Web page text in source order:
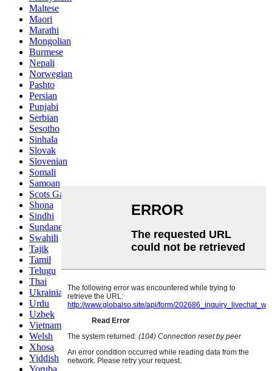
Maltese
Maori
Marathi
Mongolian
Burmese
Nepali
Norwegian
Pashto
Persian
Punjabi
Serbian
Sesotho
Sinhala
Slovak
Slovenian
Somali
Samoan
Scots Gaelic
Shona
Sindhi
Sundanese
Swahili
Tajik
Tamil
Telugu
Thai
Ukrainian
Urdu
Uzbek
Vietnamese
Welsh
Xhosa
Yiddish
Yoruba